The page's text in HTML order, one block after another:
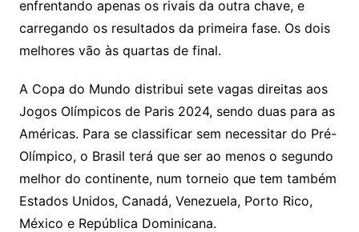
enfrentando apenas os rivais da outra chave, e
carregando os resultados da primeira fase. Os dois
melhores vão às quartas de final.
A Copa do Mundo distribui sete vagas direitas aos
Jogos Olímpicos de Paris 2024, sendo duas para as
Américas. Para se classificar sem necessitar do Pré-
Olímpico, o Brasil terá que ser ao menos o segundo
melhor do continente, num torneio que tem também
Estados Unidos, Canadá, Venezuela, Porto Rico,
México e República Dominicana.